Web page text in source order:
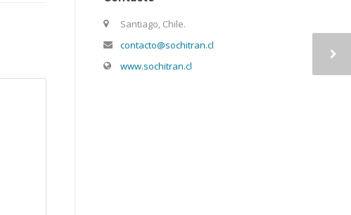
Santiago, Chile.
contacto@sochitran.cl
www.sochitran.cl